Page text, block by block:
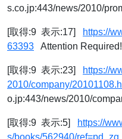
s.co.jp:443/news/2010/
[取得:9 表示:17]
https://
63393 Attention
[取得:9 表示:23]
https://
2010/company/
o.jp:443/news/2010/
[取得:9 表示:5]
https://